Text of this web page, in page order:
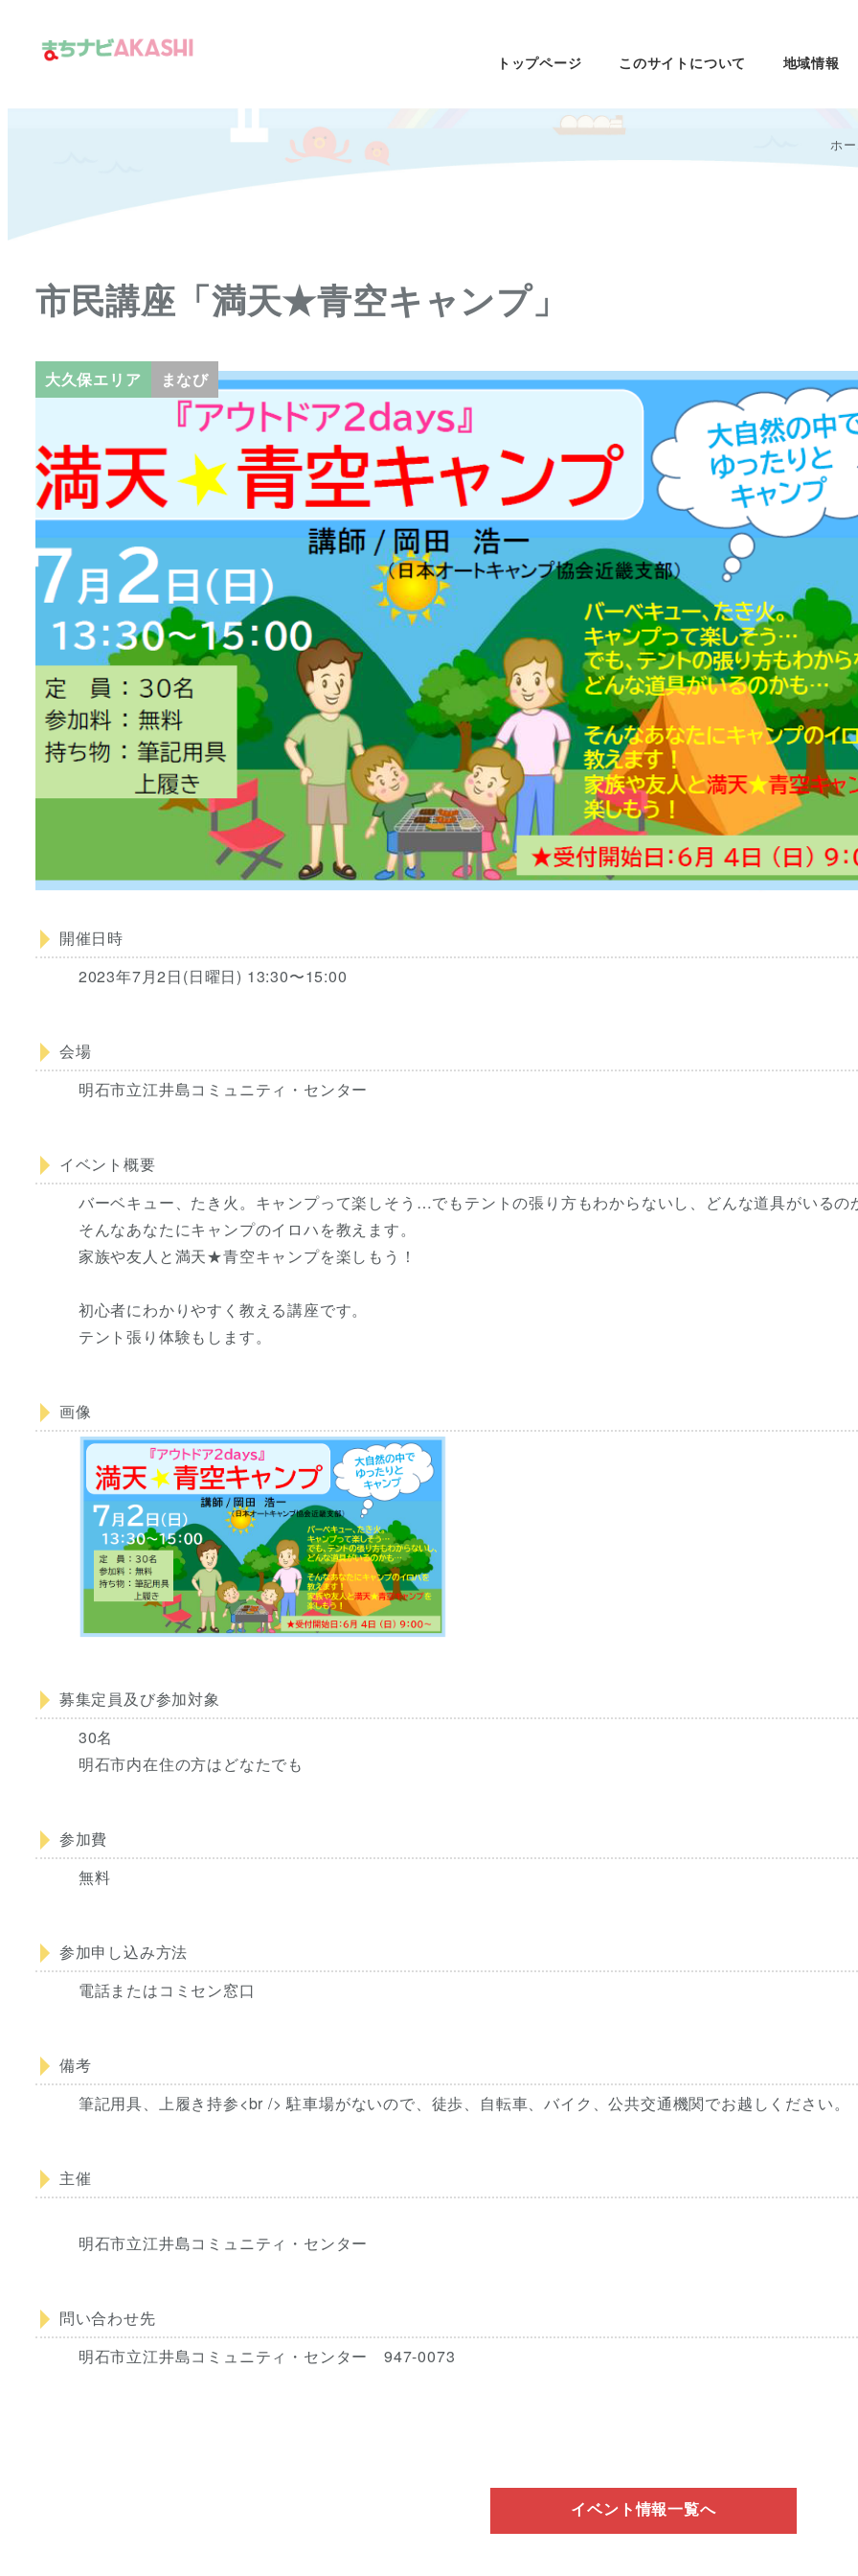
へ
トップページ このサイトについて 地域情報
ホ
市民講座「満天★青空キャンプ」
大久保エリア まなび
開催日時
2023年7月2日(日曜日) 13:30〜15:00
会場
明石市立江井島コミュニティ・センター
イベント概要
バーベキュー、たき火。キャンプって楽しそう…でもテントの張り方もわからないし、どんな道具がいる
そんなあなたにキャンプのイロハを教えます。
家族や友人と満天★青空キャンプを楽しもう！
初心者にわかりやすく教える講座です。
テント張り体験もします。
画像
募集定員及び参加対象
30名
明石市内在住の方はどなたでも
参加費
無料
参加申し込み方法
電話またはコミセン窓口
備考
筆記用具、上履き持参<br /> 駐車場がないので、徒歩、自転車、バイク、公共交通機関でお越しください。
主催
明石市立江井島コミュニティ・センター
問い合わせ先
明石市立江井島コミュニティ・センター 947-0073
イベント情報一覧へ